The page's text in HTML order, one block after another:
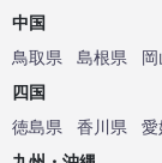
中国
鳥取県
島根県
四国
徳島県
香川県 愛